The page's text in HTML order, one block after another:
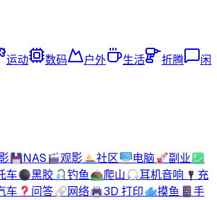
运动 数码 户外 生活 折腾
闲
💾NAS🎬观影⛵社区🖥️电脑🚀副业💹
车⚫黑胶 🎣钓鱼⛰️爬山🎧耳机音响 🔌 充
车 ❓ 问答🔗网络🖨️3D 打印🐟摸鱼 📱手